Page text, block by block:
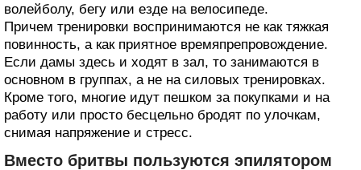
волейболу, бегу или езде на велосипеде.
Причем тренировки воспринимаются не как тяжкая
повинность, а как приятное времяпрепровождение.
Если дамы здесь и ходят в зал, то занимаются в
основном в группах, а не на силовых тренировках.
Кроме того, многие идут пешком за покупками и на
работу или просто бесцельно бродят по улочкам,
снимая напряжение и стресс.
Вместо бритвы пользуются эпилятором